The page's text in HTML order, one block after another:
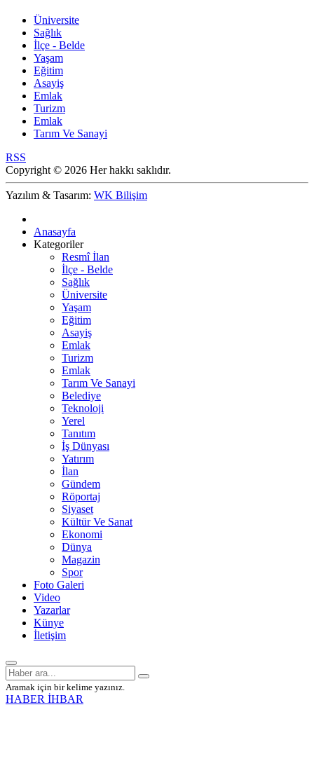
Üniversite
Sağlık
İlçe - Belde
Yaşam
Eğitim
Asayiş
Emlak
Turizm
Emlak
Tarım Ve Sanayi
RSS
Copyright © 2026 Her hakkı saklıdır.
Yazılım & Tasarım: WK Bilişim
Anasayfa
Kategoriler
Resmî İlan
İlçe - Belde
Sağlık
Üniversite
Yaşam
Eğitim
Asayiş
Emlak
Turizm
Emlak
Tarım Ve Sanayi
Belediye
Teknoloji
Yerel
Tanıtım
İş Dünyası
Yatırım
İlan
Gündem
Röportaj
Siyaset
Kültür Ve Sanat
Ekonomi
Dünya
Magazin
Spor
Foto Galeri
Video
Yazarlar
Künye
İletişim
Aramak için bir kelime yazınız.
HABER İHBAR